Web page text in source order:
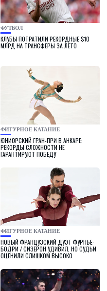
ФУТБОЛ
КЛУБЫ ПОТРАТИЛИ РЕКОРДНЫЕ $10
МЛРД НА ТРАНСФЕРЫ ЗА ЛЕТО
ФИГУРНОЕ КАТАНИЕ
ЮНИОРСКИЙ ГРАН-ПРИ В АНКАРЕ:
РЕКОРДЫ СЛОЖНОСТИ НЕ
ГАРАНТИРУЮТ ПОБЕДУ
ФИГУРНОЕ КАТАНИЕ
НОВЫЙ ФРАНЦУЗСКИЙ ДУЭТ ФУРНЬЕ-
БОДРИ / СИЗЕРОН УДИВИЛ, НО СУДЬИ
ОЦЕНИЛИ СЛИШКОМ ВЫСОКО